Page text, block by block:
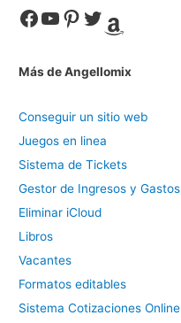
Facebook YouTube Pinterest Twitter Amazon
Más de Angellomix
Conseguir un sitio web
Juegos en linea
Sistema de Tickets
Gestor de Ingresos y Gastos
Eliminar iCloud
Libros
Vacantes
Formatos editables
Sistema Cotizaciones Online